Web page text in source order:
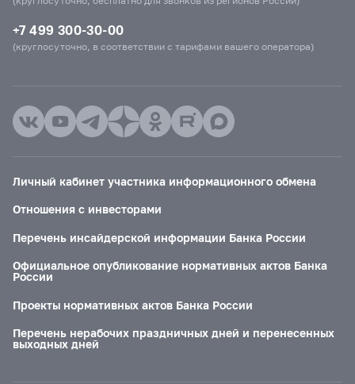
+7 499 300-30-00
(круглосуточно, в соответствии с тарифами вашего оператора)
Личный кабинет участника информационного обмена
Отношения с инвесторами
Перечень инсайдерской информации Банка России
Официальное опубликование нормативных актов Банка
России
Проекты нормативных актов Банка России
Перечень нерабочих праздничных дней и перенесенных
выходных дней